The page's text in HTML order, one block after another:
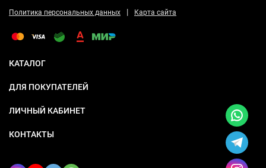
Политика персональных данных | Карта сайта
КАТАЛОГ
ДЛЯ ПОКУПАТЕЛЕЙ
ЛИЧНЫЙ КАБИНЕТ
КОНТАКТЫ